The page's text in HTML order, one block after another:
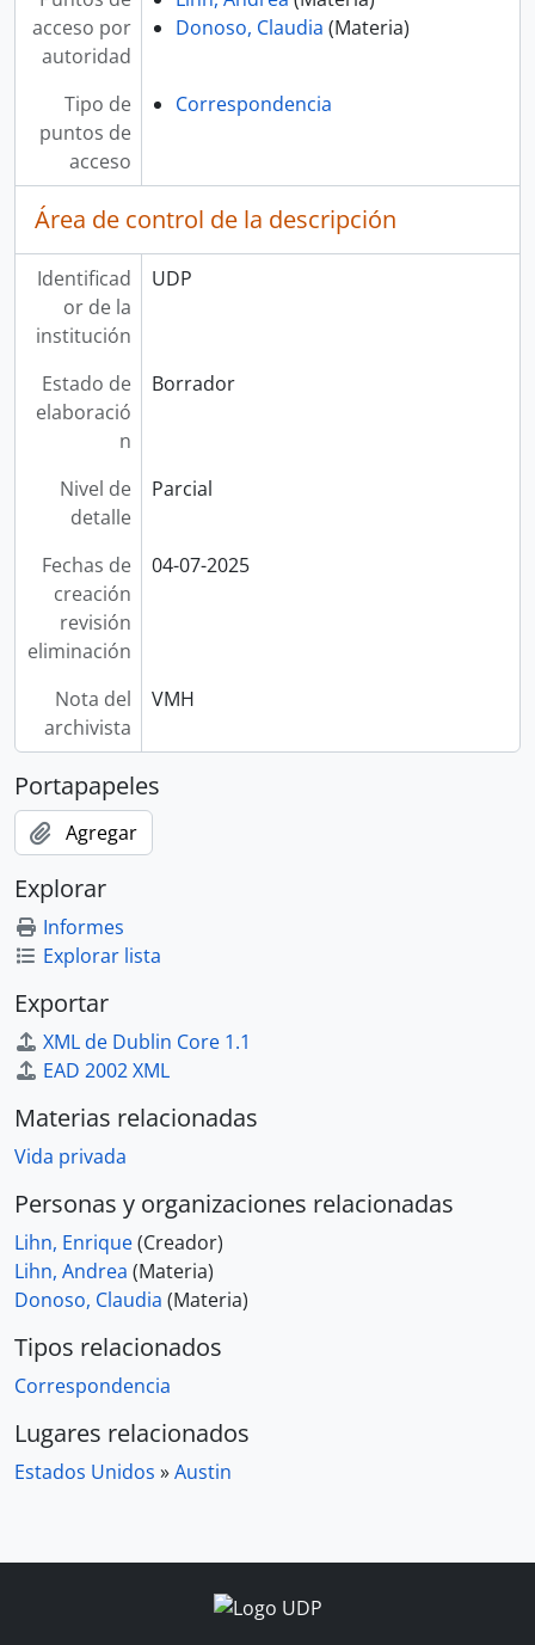
acceso por
autoridad
Donoso, Claudia (Materia)
Tipo de
puntos de
acceso
Correspondencia
Área de control de la descripción
Identificad
or de la
institución
UDP
Estado de
elaboració
n
Borrador
Nivel de
detalle
Parcial
Fechas de
creación
revisión
eliminación
04-07-2025
Nota del
archivista
VMH
Portapapeles
Agregar
Explorar
Informes
Explorar lista
Exportar
XML de Dublin Core 1.1
EAD 2002 XML
Materias relacionadas
Vida privada
Personas y organizaciones relacionadas
Lihn, Enrique(Creador)
Lihn, Andrea (Materia)
Donoso, Claudia (Materia)
Tipos relacionados
Correspondencia
Lugares relacionados
Estados Unidos »Austin